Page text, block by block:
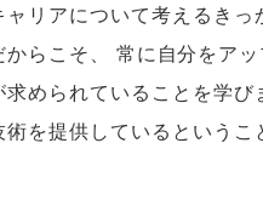
ャリアについて考えるきっ
からこそ、 常に自分をア
められていることを学び
術を提供しているという